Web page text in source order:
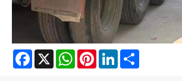
Facebook
X WhatsApp
Pinterest
LinkedIn